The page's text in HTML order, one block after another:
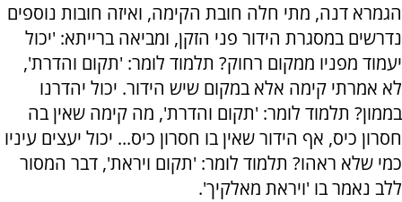
הגמרא דנה, מתי חלה חובת הקימה, ואיזה חובות נוספים
נדרשים במסגרת הידור פני הזקן, ומביאה ברייתא: 'יכול
יעמוד מפניו ממקום רחוק? תלמוד לומר: 'תקום והדרת',
לא אמרתי קימה אלא במקום שיש הידור. יכול יהדרנו
בממון? תלמוד לומר: 'תקום והדרת', מה קימה שאין בה
חסרון כיס, אף הידור שאין בו חסרון כיס... יכול יעצים עיניו
כמי שלא ראהו? תלמוד לומר: 'תקום ויראת', דבר המסור
ללב נאמר בו 'ויראת מאלקיך'.